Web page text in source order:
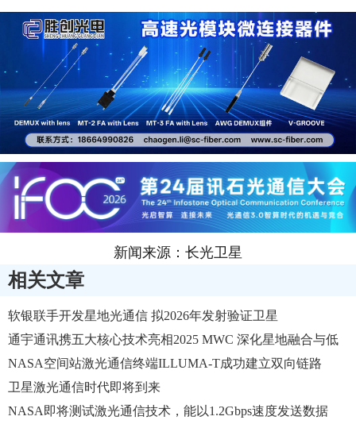
新闻来源：长光卫星
相关文章
软银联手开发星地光通信 拟2026年发射验证卫星
通宇通讯携五大核心技术亮相2025 MWC 深化星地融合与低
空通信布局
NASA空间站激光通信终端ILLUMA-T成功建立双向链路
卫星激光通信时代即将到来
NASA即将测试激光通信技术，能以1.2Gbps速度发送数据